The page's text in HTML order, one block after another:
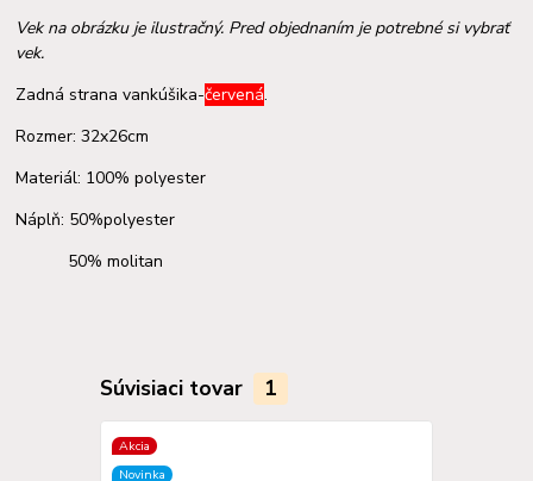
Vek na obrázku je ilustračný. Pred objednaním je potrebné si vybrať
vek.
Zadná strana vankúšika-červená.
Rozmer: 32x26cm
Materiál: 100% polyester
Náplň: 50%polyester
50% molitan
Súvisiaci tovar 1
Akcia
Novinka